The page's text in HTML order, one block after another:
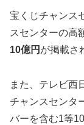
宝くじチャンス
スセンターの高
10億円 が掲載さ
また、テレビ西
チャンスセンタ
バーを含む1等